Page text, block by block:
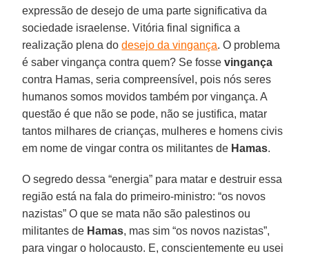
expressão de desejo de uma parte significativa da
sociedade israelense. Vitória final significa a
realização plena dodesejo da vingança. O problema
é saber vingança contra quem? Se fossevingança
contra Hamas, seria compreensível, pois nós seres
humanos somos movidos também por vingança. A
questão é que não se pode, não se justifica, matar
tantos milhares de crianças, mulheres e homens civis
em nome de vingar contra os militantes de Hamas.
O segredo dessa “energia” para matar e destruir essa
região está na fala do primeiro-ministro: “os novos
nazistas” O que se mata não são palestinos ou
militantes de Hamas, mas sim “os novos nazistas”,
para vingar o holocausto. E, conscientemente eu usei